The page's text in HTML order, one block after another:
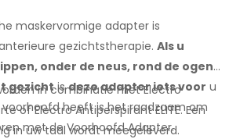
maskervormige adapter is
gezichtstherapie. Als u
onder de neus, rond de ogen
gezichtisdeze adapterietsvoor u
heeft is het raadzaam om
metde VoorhoofdAdapter.
in combinatie met Electro
of Electro Antiperspirant ELITE. Een
in uwtaal wordt meegeleverd.